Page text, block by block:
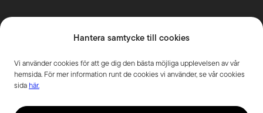
Hantera samtycke till cookies
Vi använder cookies för att ge dig den bästa möjliga upplevelsen av vår
hemsida. För mer information runt de cookies vi använder, se vår cookies
sida här.